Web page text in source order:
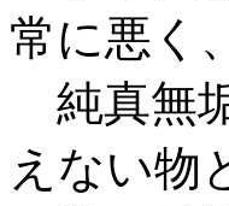
常に悪く
純真無
えない物